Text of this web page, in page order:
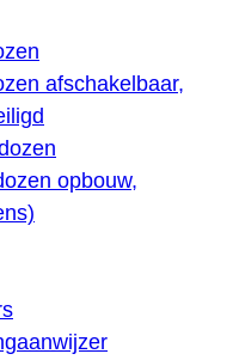
afschakelbaar,
opbouw,